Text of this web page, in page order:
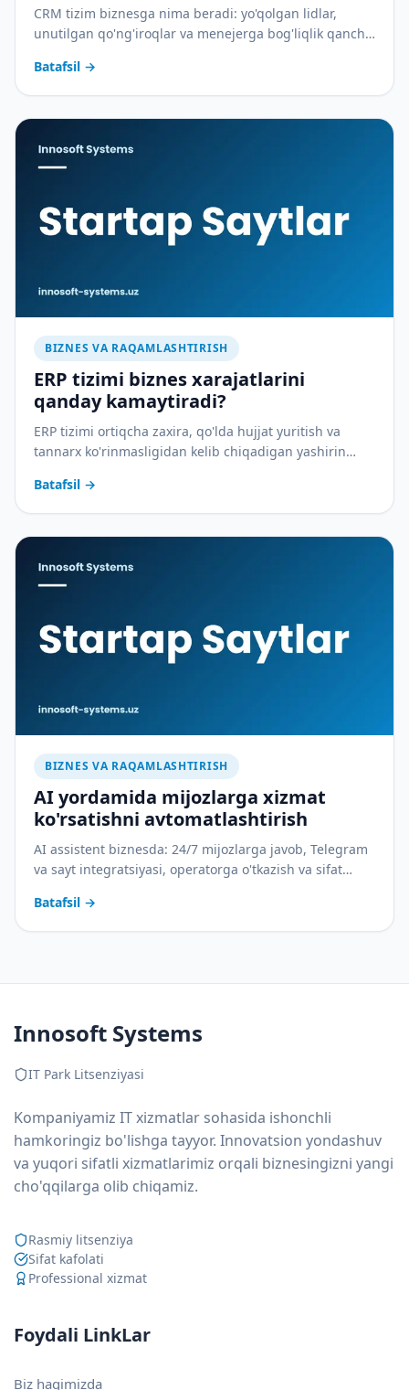
CRM tizim biznesga nima beradi: yo'qolgan lidlar,
unutilgan qo'ng'iroqlar va menejerga bog'liqlik qancha
Batafsil →
BIZNES VA RAQAMLASHTIRISH
ERP tizimi biznes xarajatlarini
qanday kamaytiradi?
ERP tizimi ortiqcha zaxira, qo'lda hujjat yuritish va
tannarx ko'rinmasligidan kelib chiqadigan yashirin
Batafsil →
BIZNES VA RAQAMLASHTIRISH
AI yordamida mijozlarga xizmat
ko'rsatishni avtomatlashtirish
AI assistent biznesda: 24/7 mijozlarga javob, Telegram
va sayt integratsiyasi, operatorga o'tkazish va sifat
Batafsil →
Innosoft Systems
IT Park Litsenziyasi
Kompaniyamiz IT xizmatlar sohasida ishonchli
hamkoringiz bo'lishga tayyor. Innovatsion yondashuv
va yuqori sifatli xizmatlarimiz orqali biznesingizni yangi
cho'qqilarga olib chiqamiz.
Rasmiy litsenziya
Sifat kafolati
Professional xizmat
Foydali LinkLar
Biz haqimizda